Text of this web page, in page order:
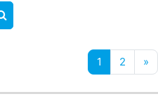
RECHERCHER DES COURS
1 Page 1
2 Page 2
»